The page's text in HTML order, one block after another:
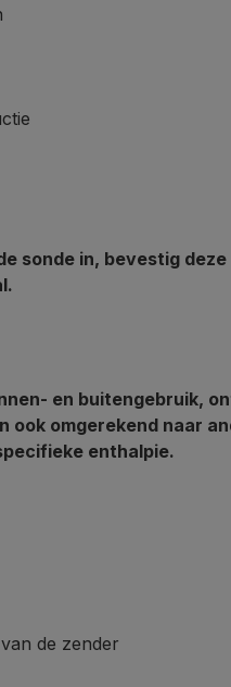
sonde in, bevestig
en buitengebruik,
ook omgerekend
enthalpie.
de zender